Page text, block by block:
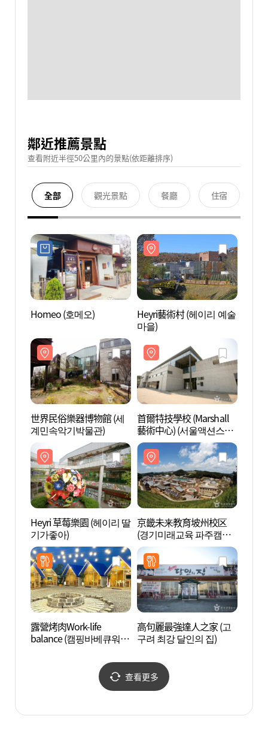
鄰近推薦景點
查看附近半徑50公里內的景點(依距離排序)
全部 觀光景點 餐廳 住宿
Homeo (호메오)
Heyri藝術村 (헤이리 예술
마을)
世界民俗樂器博物館 (세
계민속악기박물관)
首爾特技學校 (Marshall
藝術中心) (서울액션스쿨
(마샬아트센터))
Heyri 草莓樂園 (헤이리 딸
기가좋아)
京畿未来教育坡州校区
(경기미래교육 파주캠퍼
스)
露營烤肉Work-life
balance (캠핑바베큐워라
高句麗最強達人之家 (고
구려 최강 달인의 집)
查看更多